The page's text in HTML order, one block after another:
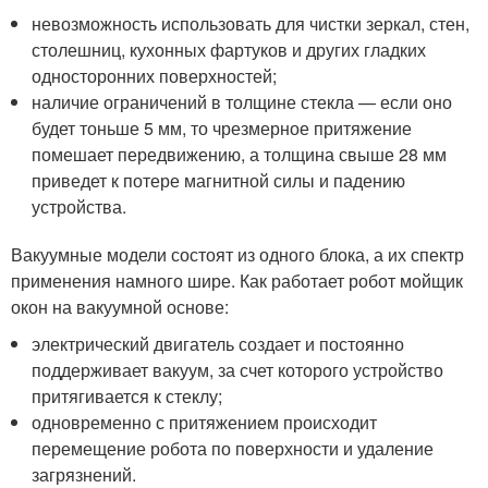
невозможность использовать для чистки зеркал, стен,
столешниц, кухонных фартуков и других гладких
односторонних поверхностей;
наличие ограничений в толщине стекла — если оно
будет тоньше 5 мм, то чрезмерное притяжение
помешает передвижению, а толщина свыше 28 мм
приведет к потере магнитной силы и падению
устройства.
Вакуумные модели состоят из одного блока, а их спектр
применения намного шире. Как работает робот мойщик
окон на вакуумной основе:
электрический двигатель создает и постоянно
поддерживает вакуум, за счет которого устройство
притягивается к стеклу;
одновременно с притяжением происходит
перемещение робота по поверхности и удаление
загрязнений.